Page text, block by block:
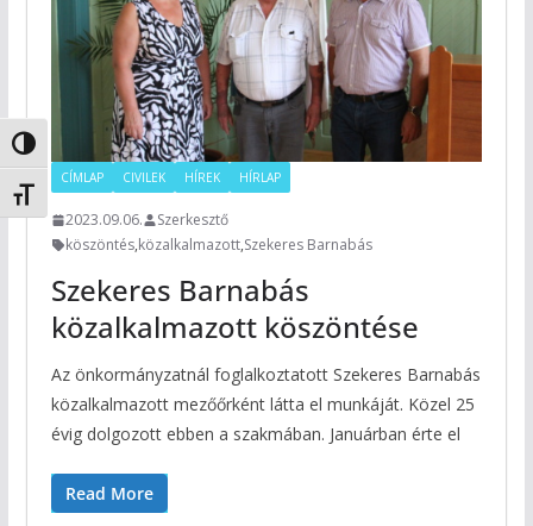
Nagy kontraszt váltása
Betűméret váltása
CÍMLAP CIVILEK HÍREK HÍRLAP
2023.09.06.
Szerkesztő
köszöntés,közalkalmazott,Szekeres Barnabás
Szekeres Barnabás
közalkalmazott köszöntése
Az önkormányzatnál foglalkoztatott Szekeres Barnabás
közalkalmazott mezőőrként látta el munkáját. Közel 25
évig dolgozott ebben a szakmában. Januárban érte el
Read More